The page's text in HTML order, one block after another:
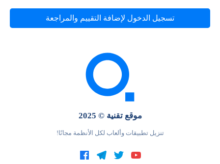
تسجيل الدخول لإضافة التقييم والمراجعة
موقع تقنية © 2025
تنزيل تطبيقات وألعاب لكل الأنظمة مجانًا!